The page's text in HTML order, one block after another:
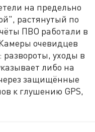
на предельно
растянутый по
ПВО работали в
очевидцев
уходы в
либо на
защищённые
к глушению GPS,